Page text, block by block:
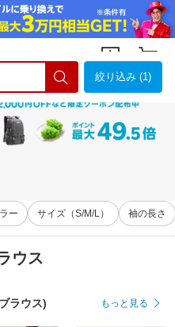
絞り込み (1)
ー サイズ（S/M/L） 袖の長さ
ウス
ラウス) もっと見る